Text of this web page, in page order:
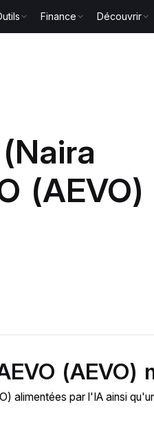
Finance Découvrir
(AEVO)
(AEVO)
alimentées par l'IA ainsi